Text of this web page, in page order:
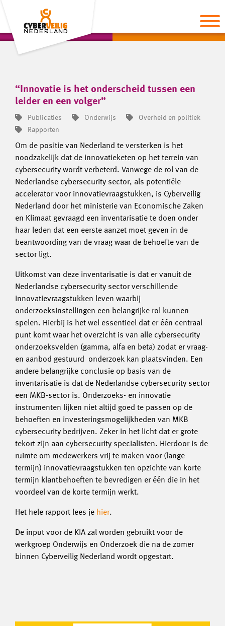
“Innovatie is het onderscheid tussen een
leider en een volger”
Publicaties Onderwijs
Overheid en politiek
Rapporten
Om de positie van Nederland te versterken is het
noodzakelijk dat de innovatieketen op het terrein van
cybersecurity wordt verbeterd. Vanwege de rol van de
Nederlandse cybersecurity sector, als potentiële
accelerator voor innovatievraagstukken, is Cyberveilig
Nederland door het ministerie van Economische Zaken
en Klimaat gevraagd een inventarisatie te doen onder
haar leden dat een eerste aanzet moet geven in de
beantwoording van de vraag waar de behoefte van de
sector ligt.
Uitkomst van deze inventarisatie is dat er vanuit de
Nederlandse cybersecurity sector verschillende
innovatievraagstukken leven waarbij
onderzoeksinstellingen een belangrijke rol kunnen
spelen. Hierbij is het wel essentieel dat er één centraal
punt komt waar het overzicht is van alle cybersecurity
onderzoeksvelden (gamma, alfa en beta) zodat er vraag-
en aanbod gestuurd onderzoek kan plaatsvinden. Een
andere belangrijke conclusie op basis van de
inventarisatie is dat de Nederlandse cybersecurity sector
een MKB-sector is. Onderzoeks- en innovatie
instrumenten lijken niet altijd goed te passen op de
behoeften en investeringsmogelijkheden van MKB
cybersecurity bedrijven. Zeker in het licht dat er grote
tekort zijn aan cybersecurity specialisten. Hierdoor is de
ruimte om medewerkers vrij te maken voor (lange
termijn) innovatievraagstukken ten opzichte van korte
termijn klantbehoeften te bevredigen er één die in het
voordeel van de korte termijn werkt.
Het hele rapport lees je hier.
De input voor de KIA zal worden gebruikt voor de
werkgroep Onderwijs en Onderzoek die na de zomer
binnen Cyberveilig Nederland wordt opgestart.